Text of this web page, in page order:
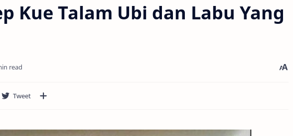
Kue Talam Ubi dan Labu Yang
read